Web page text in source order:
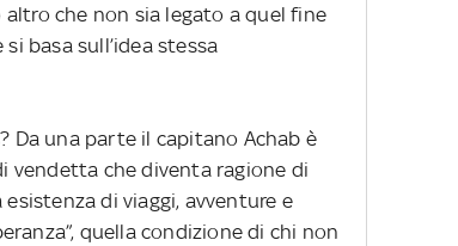
che non sia legato a quel fine
basa sull’idea stessa
Da una parte il capitano Achab è
vendetta che diventa ragione di
di viaggi, avventure e
quella condizione di chi non